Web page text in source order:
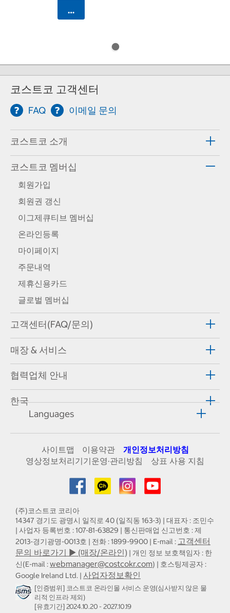
카트에 담기
코스트코 고객센터
FAQ 이메일 문의
코스트코 소개
코스트코 멤버십
회원가입
회원권 갱신
이그제큐티브 멤버십
온라인등록
마이페이지
주문내역
제휴신용카드
글로벌 멤버십
고객센터(FAQ/문의)
매장 & 서비스
협력업체 안내
한국
Languages
사이트맵 이용약관
개인정보처리방침
영상정보처리기기운영·관리방침
상표 사용 지침
(주)코스트코 코리아
14347 경기도 광명시 일직로 40 (일직동 163-3) | 대표자 : 조민수
| 사업자 등록번호 : 107-81-63829 | 통신판매업 신고번호 : 제
2013-경기광명-0013호 | 전화 : 1899-9900 | E-mail : 고객센터
문의 바로가기 ▶ (매장/온라인) | 개인 정보 보호책임자 : 한
신(E-mail :webmanager@costcokr.com) | 호스팅제공자 :
Google Ireland Ltd. | 사업자정보확인
[인증범위] 코스트코 온라인몰 서비스 운영(심사받지 않은 물
리적 인프라 제외)
[유효기간] 2024.10.20 - 2027.10.19